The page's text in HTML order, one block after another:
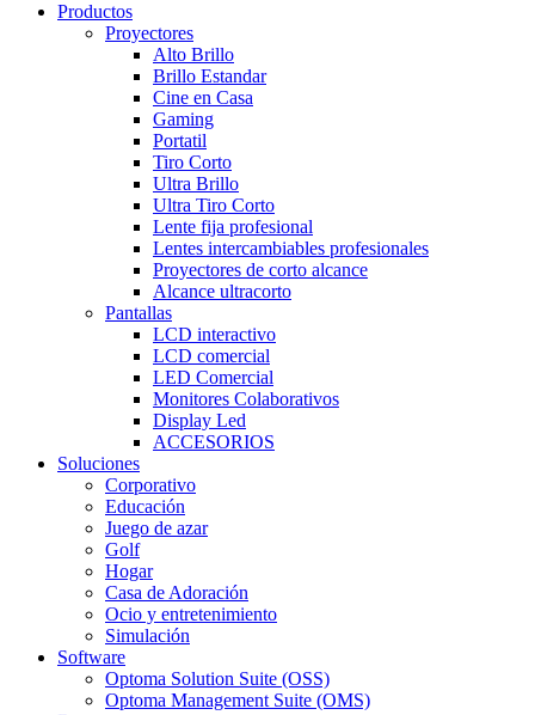
Productos
Proyectores
Alto Brillo
Brillo Estandar
Cine en Casa
Gaming
Portatil
Tiro Corto
Ultra Brillo
Ultra Tiro Corto
Lente fija profesional
Lentes intercambiables profesionales
Proyectores de corto alcance
Alcance ultracorto
Pantallas
LCD interactivo
LCD comercial
LED Comercial
Monitores Colaborativos
Display Led
ACCESORIOS
Soluciones
Corporativo
Educación
Juego de azar
Golf
Hogar
Casa de Adoración
Ocio y entretenimiento
Simulación
Software
Optoma Solution Suite (OSS)
Optoma Management Suite (OMS)